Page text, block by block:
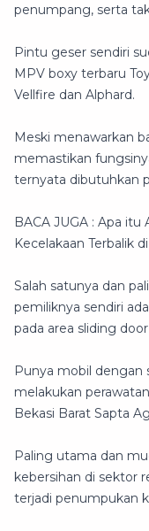
penumpang, serta
Pintu geser sendiri
MPV boxy terbaru
Vellfire dan Alphard.
Meski menawarkan
memastikan
ternyata dibutuhkan
BACA JUGA : Apa
Kecelakaan Terbalik
Salah satunya dan
pemiliknya sendiri
pada area sliding
Punya mobil dengan
melakukan
Bekasi Barat Sapta
Paling utama dan
kebersihan di sektor
terjadi penumpukan